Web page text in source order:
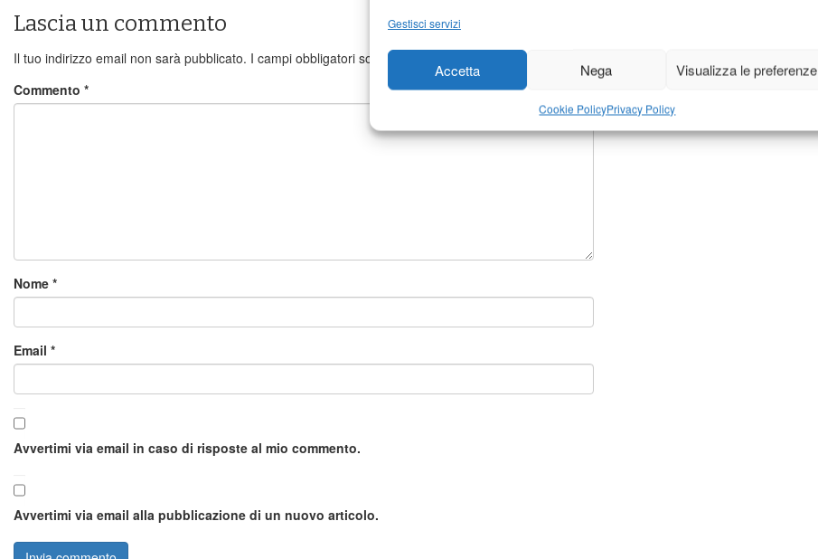
Gestisci servizi
Accetta Nega Visualizza le preferenze
Cookie PolicyPrivacy Policy
Lascia un commento
Il tuo indirizzo email non sarà pubblicato. I campi obbligatori sono contrassegnati
Commento *
Nome *
Email *
Avvertimi via email in caso di risposte al mio commento.
Avvertimi via email alla pubblicazione di un nuovo articolo.